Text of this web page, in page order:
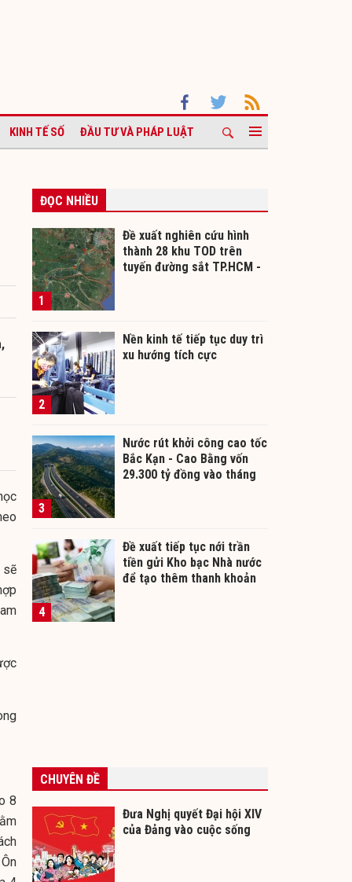
KINH TẾ SỐ ĐẦU TƯ VÀ PHÁP LUẬT
sẽ
8
ĐỌC NHIỀU
1
Đề xuất nghiên cứu hình
thành 28 khu TOD trên
tuyến đường sắt TP.HCM -
2
Nền kinh tế tiếp tục duy trì
xu hướng tích cực
3
Nước rút khởi công cao tốc
Bắc Kạn - Cao Bằng vốn
29.300 tỷ đồng vào tháng
4
Đề xuất tiếp tục nới trần
tiền gửi Kho bạc Nhà nước
để tạo thêm thanh khoản
CHUYÊN ĐỀ
Đưa Nghị quyết Đại hội XIV
của Đảng vào cuộc sống